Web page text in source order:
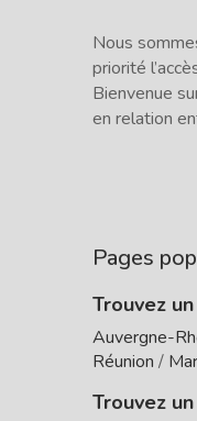
Nous
priorité
Bienvenue
en relation
Pages
Trouvez
Auvergne-
Réunion /
Trouvez